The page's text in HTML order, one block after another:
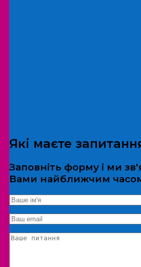
*Дані не передаються
Екскурсія/локація
Які маєте
Заповніть форму і ми
Вами найближчим